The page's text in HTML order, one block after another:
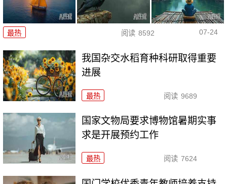
最热 阅读 8592 07-24
我国杂交水稻育种科研取得重要
进展
最热 阅读 9689
国家文物局要求博物馆暑期实事
求是开展预约工作
最热 阅读 7624